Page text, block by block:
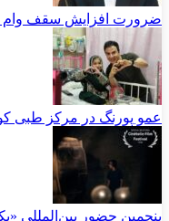
ضرورت افزایش سقف وام اشتغال
عمو پورنگ در مرکز طبی
پنجمین حضور بین‌المللی